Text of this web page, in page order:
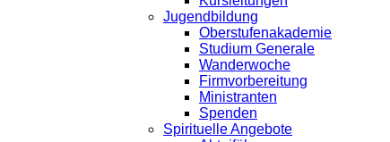
Jugendbildung
Oberstufenakademie
Studium Generale
Wanderwoche
Firmvorbereitung
Ministranten
Spenden
Spirituelle Angebote